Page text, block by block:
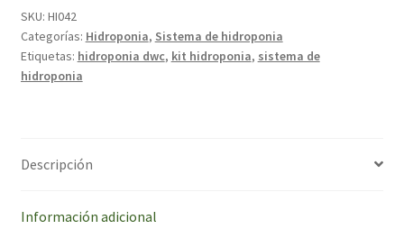
N10
Duo
cantidad
SKU: HI042
Categorías: Hidroponia, Sistema de hidroponia
Etiquetas: hidroponia dwc, kit hidroponia, sistema de
hidroponia
Descripción
Información adicional